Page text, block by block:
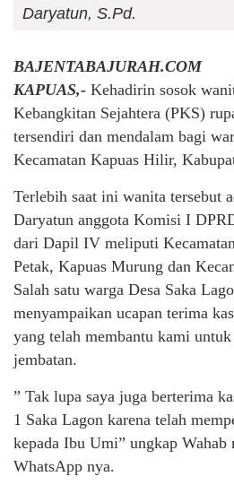
Daryatun, S.Pd.
BAJENTABAJURAH.COM
KAPUAS,- Kehadirin sosok
Kebangkitan Sejahtera (PKS)
tersendiri dan mendalam bagi
Kecamatan Kapuas Hilir,
Terlebih saat ini wanita tersebut
Daryatun anggota Komisi I
dari Dapil IV meliputi
Petak, Kapuas Murung dan
Salah satu warga Desa Saka
menyampaikan ucapan terima
yang telah membantu kami untuk
jembatan.
” Tak lupa saya juga berterima
1 Saka Lagon karena telah
kepada Ibu Umi” ungkap Wahab
WhatsApp nya.